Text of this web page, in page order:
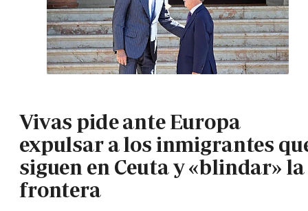
Vivas pide ante Europa
expulsar a los inmigrantes
siguen en Ceuta y «blindar» la
frontera